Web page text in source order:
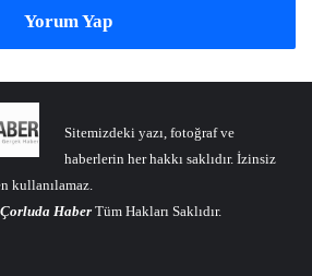
Yorum Yap
Sitemizdeki yazı, fotoğraf ve
haberlerin her hakkı saklıdır. İzinsiz
kullanılamaz.
Çorluda Haber Tüm Hakları Saklıdır.